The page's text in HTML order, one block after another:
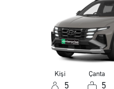
Kişi
5
Çanta
5